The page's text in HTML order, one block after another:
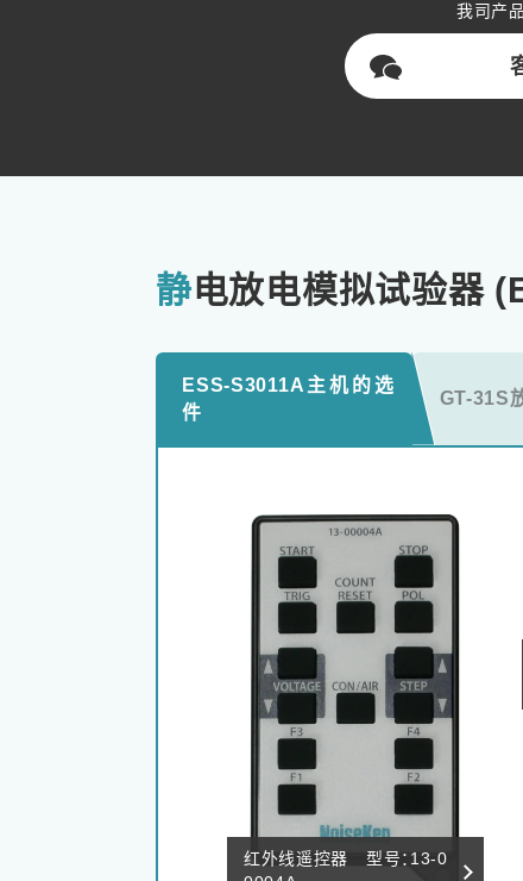
我司产
静电放电模拟试验器
ESS-S3011A主机的选
件
红外线遥控器 型号：13-0
GT-31S